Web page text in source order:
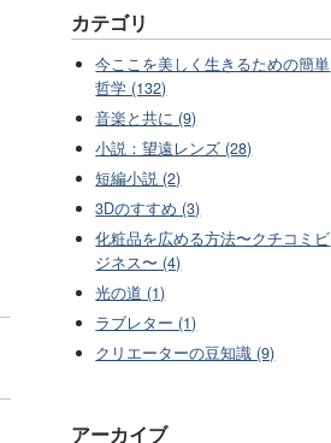
カテゴリ
今ここを美しく生きるための簡単
哲学 (132)
音楽と共に (9)
小説：望遠レンズ (28)
短編小説 (2)
3Dのすすめ (3)
化粧品を広める方法〜クチコミビ
ジネス〜 (4)
光の道 (1)
ラブレター (1)
クリエーターの豆知識 (9)
アーカイブ